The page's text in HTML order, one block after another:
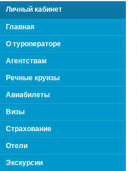
поколения "Вип Круиз
Личный кабинет
Главная
О туроператоре
Агентствам
Речные круизы
Авиабилеты
Визы
Страхование
Отели
Экскурсии